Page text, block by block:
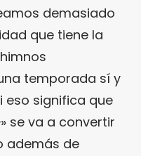
demasiado
que tiene la
temporada sí y
eso significa que
» se va a convertir
además de